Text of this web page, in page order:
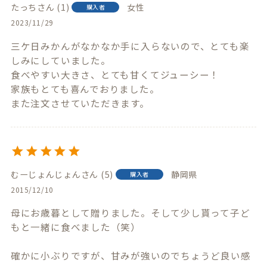
たっち 1 購入者 女性
2023/11/29
三ケ日みかんがなかなか手に入らないので、とても楽
しみにしていました。
食べやすい大きさ、とても甘くてジューシー！
家族もとても喜んでおりました。
また注文させていただきます。
むーじょんじょん 5 購入者 静岡県
2015/12/10
母にお歳暮として贈りました。そして少し貰って子ど
もと一緒に食べました（笑）
確かに小ぶりですが、甘みが強いのでちょうど良い感